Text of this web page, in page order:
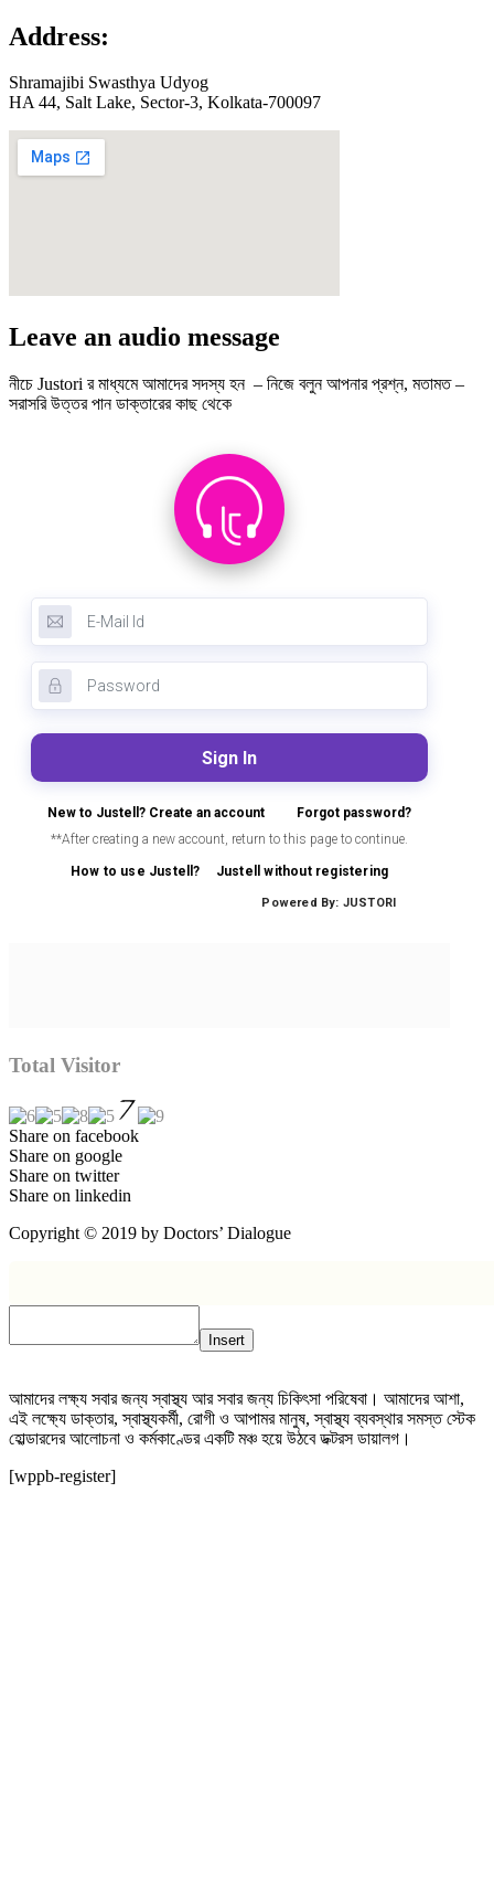
Address:
Shramajibi Swasthya Udyog
HA 44, Salt Lake, Sector-3, Kolkata-700097
Leave an audio message
নীচে Justori র মাধ্যমে আমাদের সদস্য হন – নিজে বলুন আপনার প্রশ্ন, মতামত –
সরাসরি উত্তর পান ডাক্তারের কাছ থেকে
Total Visitor
Share on facebook
Share on google
Share on twitter
Share on linkedin
Copyright © 2019 by Doctors’ Dialogue
Insert
আমাদের লক্ষ্য সবার জন্য স্বাস্থ্য আর সবার জন্য চিকিৎসা পরিষেবা। আমাদের আশা,
এই লক্ষ্যে ডাক্তার, স্বাস্থ্যকর্মী, রোগী ও আপামর মানুষ, স্বাস্থ্য ব্যবস্থার সমস্ত স্টেক
হোল্ডারদের আলোচনা ও কর্মকাণ্ডের একটি মঞ্চ হয়ে উঠবে ডক্টরস ডায়ালগ।
[wppb-register]